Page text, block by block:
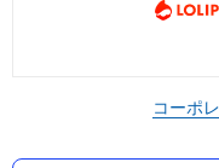
コーポ